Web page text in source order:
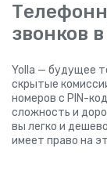
звонков
Yolla — будущее
скрытые
номеров с PIN-
сложность и
вы легко и
имеет право на